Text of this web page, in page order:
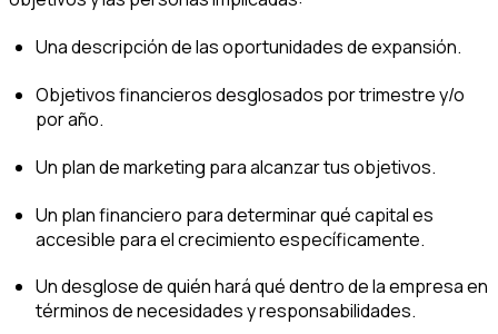
Una descripción de las oportunidades de expansión.
Objetivos financieros desglosados por trimestre y/o
por año.
Un plan de marketing para alcanzar tus objetivos.
Un plan financiero para determinar qué capital es
accesible para el crecimiento específicamente.
Un desglose de quién hará qué dentro de la empresa en
términos de necesidades y responsabilidades.